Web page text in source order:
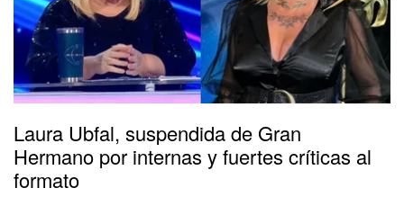
Laura Ubfal, suspendida de Gran
Hermano por internas y fuertes críticas al
formato